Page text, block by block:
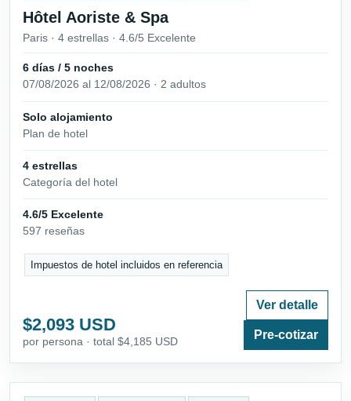
Hôtel Aoriste & Spa
Paris · 4 estrellas · 4.6/5 Excelente
6 días / 5 noches
07/08/2026 al 12/08/2026 · 2 adultos
Solo alojamiento
Plan de hotel
4 estrellas
Categoría del hotel
4.6/5 Excelente
597 reseñas
Impuestos de hotel incluidos en referencia
$2,093 USD
por persona · total $4,185 USD
Ver detalle
Pre-cotizar